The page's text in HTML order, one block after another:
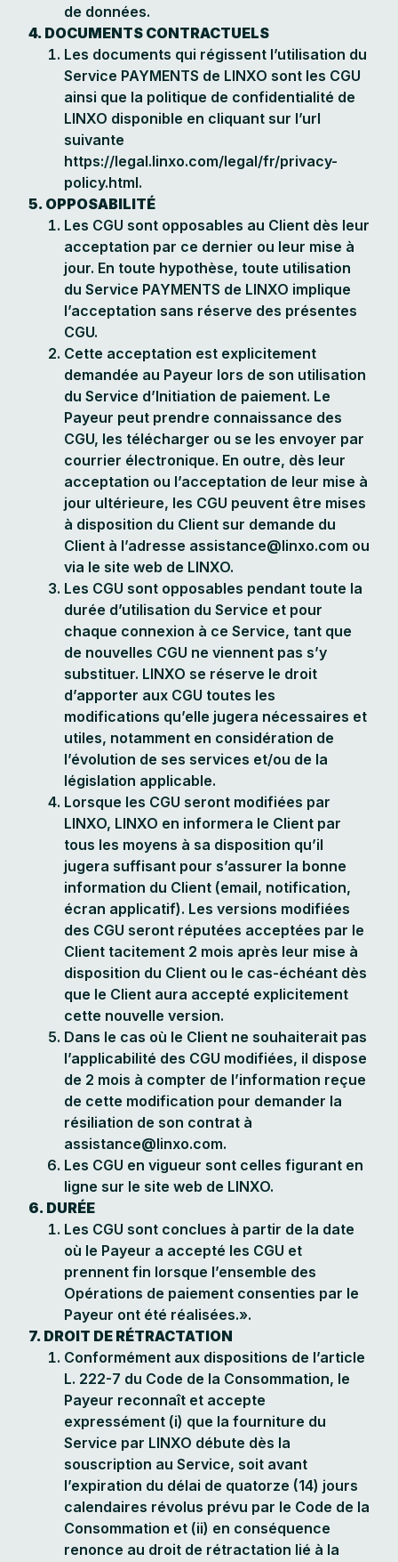
de données.
4. DOCUMENTS CONTRACTUELS
Les documents qui régissent l’utilisation du
Service PAYMENTS de LINXO sont les CGU
ainsi que la politique de confidentialité de
LINXO disponible en cliquant sur l’url
suivante
https://legal.linxo.com/legal/fr/privacy-
policy.html.
5. OPPOSABILITÉ
Les CGU sont opposables au Client dès leur
acceptation par ce dernier ou leur mise à
jour. En toute hypothèse, toute utilisation
du Service PAYMENTS de LINXO implique
l’acceptation sans réserve des présentes
CGU.
Cette acceptation est explicitement
demandée au Payeur lors de son utilisation
du Service d’Initiation de paiement. Le
Payeur peut prendre connaissance des
CGU, les télécharger ou se les envoyer par
courrier électronique. En outre, dès leur
acceptation ou l’acceptation de leur mise à
jour ultérieure, les CGU peuvent être mises
à disposition du Client sur demande du
Client à l’adresse assistance@linxo.com ou
via le site web de LINXO.
Les CGU sont opposables pendant toute la
durée d’utilisation du Service et pour
chaque connexion à ce Service, tant que
de nouvelles CGU ne viennent pas s’y
substituer. LINXO se réserve le droit
d’apporter aux CGU toutes les
modifications qu’elle jugera nécessaires et
utiles, notamment en considération de
l’évolution de ses services et/ou de la
législation applicable.
Lorsque les CGU seront modifiées par
LINXO, LINXO en informera le Client par
tous les moyens à sa disposition qu’il
jugera suffisant pour s’assurer la bonne
information du Client (email, notification,
écran applicatif). Les versions modifiées
des CGU seront réputées acceptées par le
Client tacitement 2 mois après leur mise à
disposition du Client ou le cas-échéant dès
que le Client aura accepté explicitement
cette nouvelle version.
Dans le cas où le Client ne souhaiterait pas
l’applicabilité des CGU modifiées, il dispose
de 2 mois à compter de l’information reçue
de cette modification pour demander la
résiliation de son contrat à
assistance@linxo.com.
Les CGU en vigueur sont celles figurant en
ligne sur le site web de LINXO.
6. DURÉE
Les CGU sont conclues à partir de la date
où le Payeur a accepté les CGU et
prennent fin lorsque l’ensemble des
Opérations de paiement consenties par le
Payeur ont été réalisées.».
7. DROIT DE RÉTRACTATION
Conformément aux dispositions de l’article
L. 222-7 du Code de la Consommation, le
Payeur reconnaît et accepte
expressément (i) que la fourniture du
Service par LINXO débute dès la
souscription au Service, soit avant
l’expiration du délai de quatorze (14) jours
calendaires révolus prévu par le Code de la
Consommation et (ii) en conséquence
renonce au droit de rétractation lié à la